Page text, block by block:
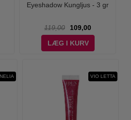
Eyeshadow Kungljus - 3 gr
119,00
109,00
LÆG I KURV
VIO LETTA